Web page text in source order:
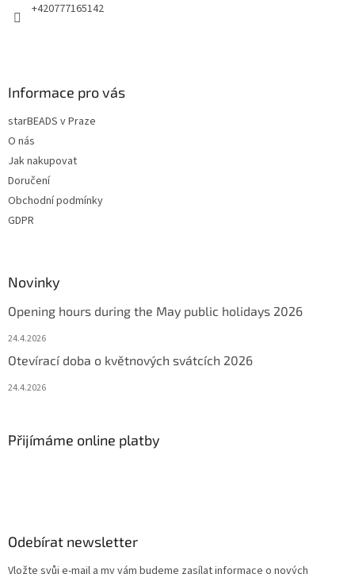
+420777165142
Informace pro vás
starBEADS v Praze
O nás
Jak nakupovat
Doručení
Obchodní podmínky
GDPR
Novinky
Opening hours during the May public holidays 2026
24.4.2026
Otevírací doba o květnových svátcích 2026
24.4.2026
Přijímáme online platby
Odebírat newsletter